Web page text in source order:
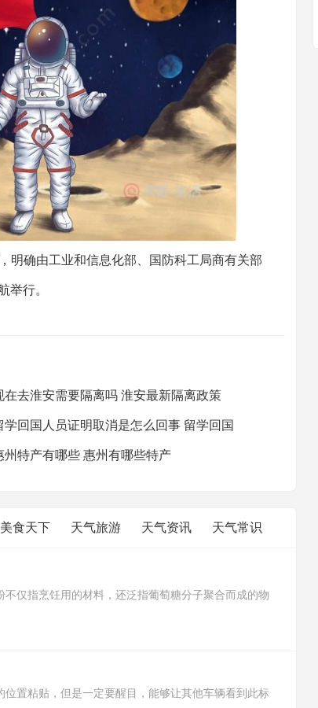
确由工业和信息化部、国防科工局商有关部
举行。
在去淮安需要隔离吗 淮安最新隔离政策
学回国人员证明取消是怎么回事 留学回国
州特产有哪些 惠州有哪些特产
美食天下 天气旅游 天气资讯 天气常识
仅指烹饪用的材料，还泛指葡萄糖分子聚合而成的物
途广，生粉适合用来勾芡，而淀粉可以用来制作蛋糕、
置粘贴，但是一定要醒目，能够让其他车辆看到此标